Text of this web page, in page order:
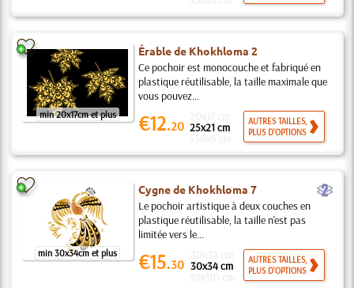
min 20x17cm et plus
Érable de Khokhloma 2
Ce pochoir est monocouche et fabriqué en
plastique réutilisable, la taille maximale que
vous pouvez...
€12.20 25x21 cm
AUTRES TAILLES,
PLUS D'OPTIONS
min 30x34cm et plus
Cygne de Khokhloma 7 b
Le pochoir artistique à deux couches en
plastique réutilisable, la taille n'est pas
limitée vers le...
€15.30 30x34 cm
AUTRES TAILLES,
PLUS D'OPTIONS